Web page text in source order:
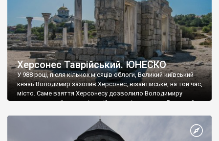
Херсонес Таврійський. ЮНЕСКО
У 988 році, після кількох місяців облоги, Великий київський
князь Володимир захопив Херсонес, візантійське, на той час,
місто. Саме взяття Херсонесу дозволило Володимиру
диктувати свої умови візантійському імператору Василю ІІ, та
Херсонесі Володимир-язичник, став Василем-християнином.
А потім було Хрещення Русі. На честь Херсонесу Таврійського